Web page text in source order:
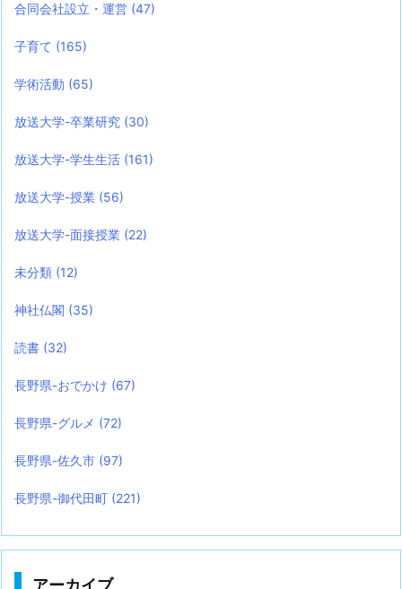
合同会社設立・運営 (47)
子育て (165)
学術活動 (65)
放送大学-卒業研究 (30)
放送大学-学生生活 (161)
放送大学-授業 (56)
放送大学-面接授業 (22)
未分類 (12)
神社仏閣 (35)
読書 (32)
長野県-おでかけ (67)
長野県-グルメ (72)
長野県-佐久市 (97)
長野県-御代田町 (221)
アーカイブ